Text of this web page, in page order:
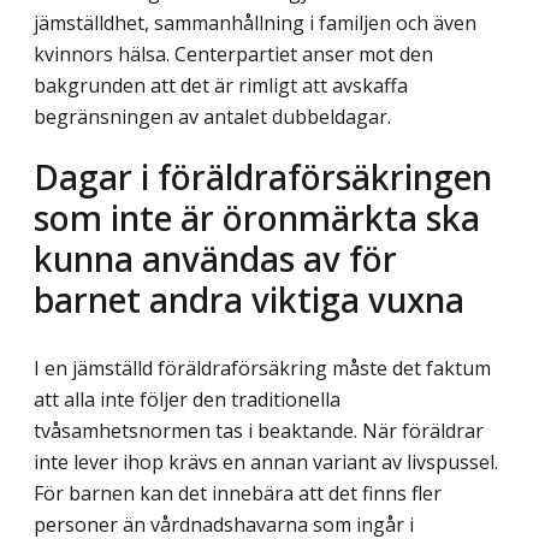
jämställdhet, sammanhållning i familjen och även
kvinnors hälsa. Centerpartiet anser mot den
bakgrunden att det är rimligt att avskaffa
begränsningen av antalet dubbeldagar.
Dagar i föräldraförsäkringen
som inte är öronmärkta ska
kunna användas av för
barnet andra viktiga vuxna
I en jämställd föräldraförsäkring måste det faktum
att alla inte följer den traditionella
tvåsamhetsnormen tas i beaktande. När föräldrar
inte lever ihop krävs en annan variant av livspussel.
För barnen kan det innebära att det finns fler
personer än vårdnadshavarna som ingår i